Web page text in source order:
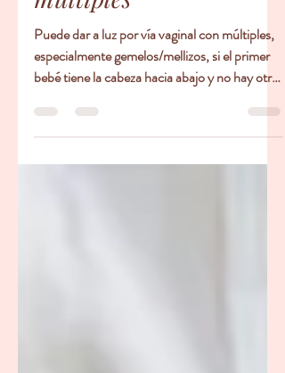
seguros en los partos de
múltiples
Puede dar a luz por vía vaginal con múltiples,
especialmente gemelos/mellizos, si el primer
bebé tiene la cabeza hacia abajo y no hay otras